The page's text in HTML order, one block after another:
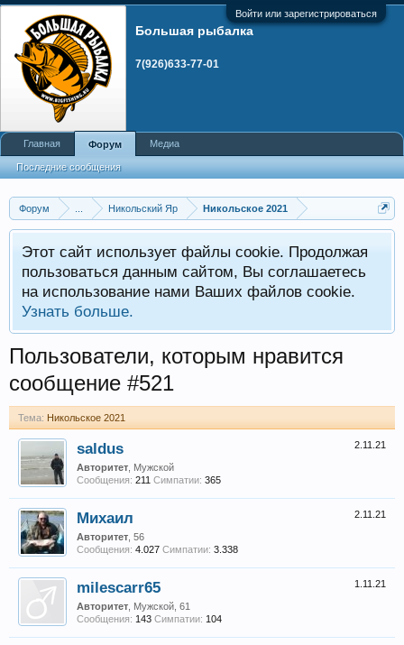
Войти или зарегистрироваться
Форум Никольский Яр Никольское 2021
Этот сайт использует файлы cookie. Продолжая
пользоваться данным сайтом, Вы соглашаетесь
на использование нами Ваших файлов cookie.
Узнать больше.
Пользователи, которым нравится
сообщение #521
Тема: Никольское 2021
2.11.21
saldus
Авторитет , Мужской
Сообщения: 211 Симпатии: 365
2.11.21
Михаил
Авторитет , 56
Сообщения: 4.027 Симпатии: 3.338
1.11.21
milescarr65
Авторитет , Мужской, 61
Сообщения: 143 Симпатии: 104
Большая рыбалка
7(926)633-77-01
Главная Форум
Последние сообщения
Медиа